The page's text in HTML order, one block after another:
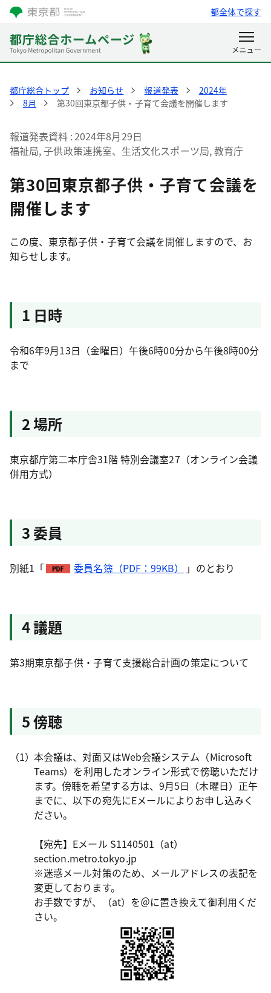
都全体で探す
都庁総合トップ お知らせ 報道発表
2024年
8月
第30回東京都子供・子育て会議を開催します
報道発表資料 2024年8月29日
福祉局, 子供政策連携室、生活文化スポーツ局, 教育庁
第30回東京都子供・子育て会議を
開催します
この度、東京都子供・子育て会議を開催しますので、お
知らせします。
1 日時
令和6年9月13日（金曜日）午後6時00分から午後8時00分
まで
2 場所
東京都庁第二本庁舎31階 特別会議室27（オンライン会議
併用方式）
3 委員
別紙1「 委員名簿（PDF：99KB） 」のとおり
4 議題
第3期東京都子供・子育て支援総合計画の策定について
5 傍聴
本会議は、対面又はWeb会議システム（Microsoft
Teams）を利用したオンライン形式で傍聴いただけ
ます。傍聴を希望する方は、9月5日（木曜日）正午
までに、以下の宛先にEメールによりお申し込みく
ださい。
【宛先】Eメール S1140501（at）
section.metro.tokyo.jp
※迷惑メール対策のため、メールアドレスの表記を
変更しております。
お手数ですが、（at）を＠に置き換えて御利用くだ
さい。